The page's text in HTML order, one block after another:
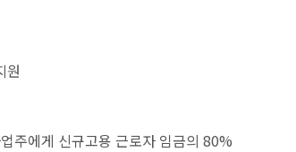
원
주에게 신규고용 근로자 임금의 80%